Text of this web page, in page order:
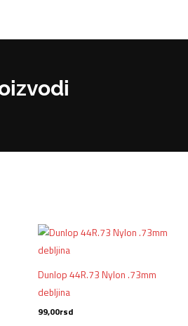
Dunlop 44R.73 Nylon .73mm
debljina
99,00rsd